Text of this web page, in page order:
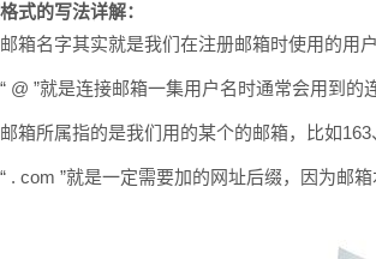
式的写法详解：
箱名字其实就是我们在注册邮箱时使用的用户
@ ”就是连接邮箱一集用户名时通常会用到的
箱所属指的是我们用的某个的邮箱，比如163
. com ”就是一定需要加的网址后缀，因为邮